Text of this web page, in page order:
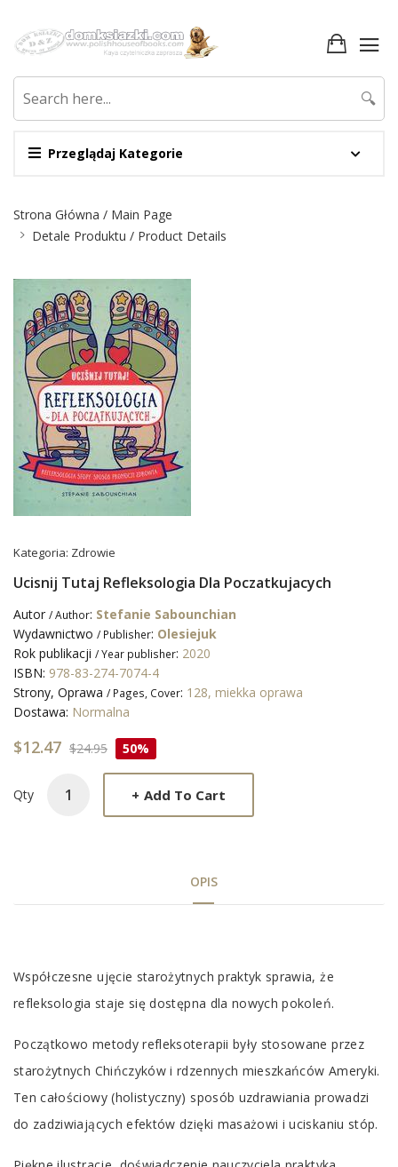
Przeglądaj Kategorie
🔍
Strona Główna / Main Page
Detale Produktu / Product Details
Kategoria: Zdrowie
Ucisnij Tutaj Refleksologia Dla Poczatkujacych
Autor / Author: Stefanie Sabounchian
Wydawnictwo / Publisher: Olesiejuk
Rok publikacji / Year publisher: 2020
ISBN: 978-83-274-7074-4
Strony, Oprawa / Pages, Cover: 128, miekka oprawa
Dostawa: Normalna
$12.47 $24.95 50%
Qty + Add To Cart
OPIS
Tab
Article
Współczesne ujęcie starożytnych praktyk sprawia, że
refleksologia staje się dostępna dla nowych pokoleń.
Początkowo metody refleksoterapii były stosowane przez
starożytnych Chińczyków i rdzennych mieszkańców Ameryki.
Ten całościowy (holistyczny) sposób uzdrawiania prowadzi
do zadziwiających efektów dzięki masażowi i uciskaniu stóp.